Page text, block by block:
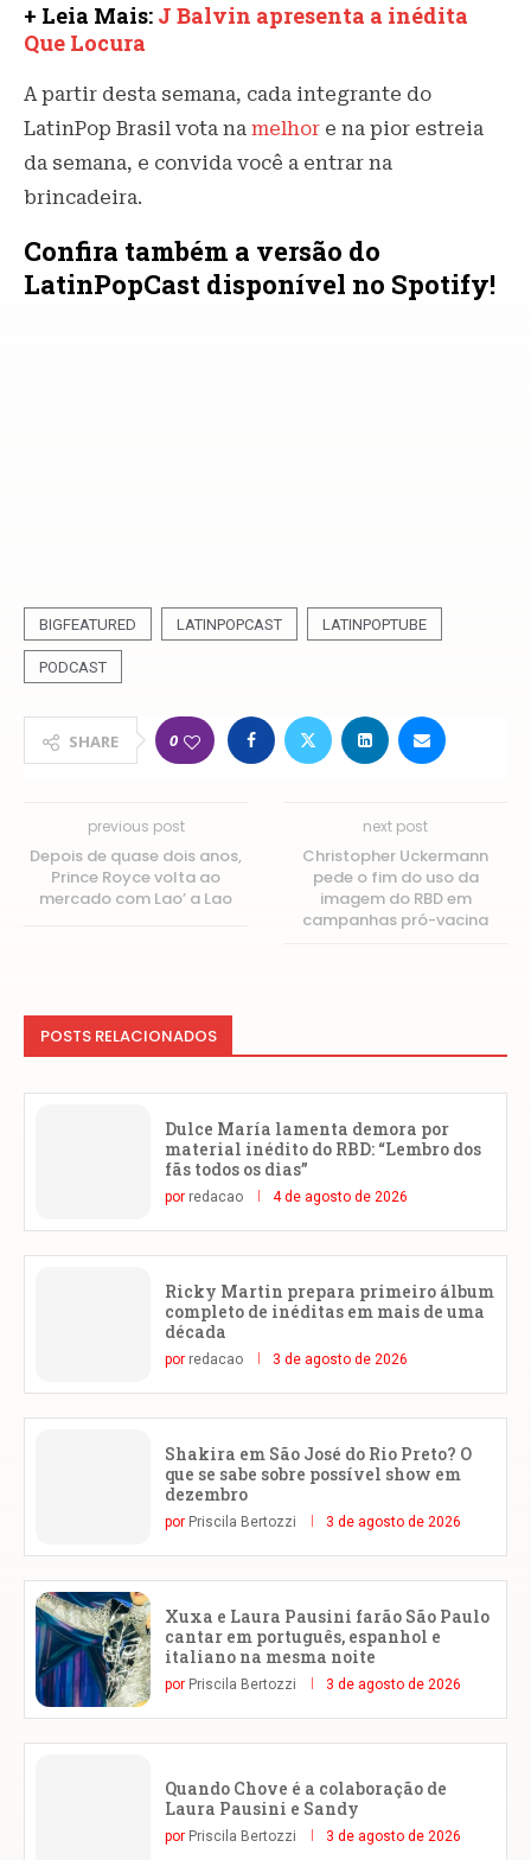
+ Leia Mais: J Balvin apresenta a inédita
Que Locura
A partir desta semana, cada integrante do
LatinPop Brasil vota na melhor e na pior estreia
da semana, e convida você a entrar na
brincadeira.
Confira também a versão do
LatinPopCast disponível no Spotify!
BIGFEATURED LATINPOPCAST LATINPOPTUBE
PODCAST
SHARE 0
previous post
Depois de quase dois anos,
Prince Royce volta ao
mercado com Lao’ a Lao
next post
Christopher Uckermann
pede o fim do uso da
imagem do RBD em
campanhas pró-vacina
POSTS RELACIONADOS
Dulce María lamenta demora por
material inédito do RBD: “Lembro dos
fãs todos os dias”
por redacao 4 de agosto de 2026
Ricky Martin prepara primeiro álbum
completo de inéditas em mais de uma
década
por redacao 3 de agosto de 2026
Shakira em São José do Rio Preto? O
que se sabe sobre possível show em
dezembro
por Priscila Bertozzi 3 de agosto de 2026
Xuxa e Laura Pausini farão São Paulo
cantar em português, espanhol e
italiano na mesma noite
por Priscila Bertozzi 3 de agosto de 2026
Quando Chove é a colaboração de
Laura Pausini e Sandy
por Priscila Bertozzi 3 de agosto de 2026